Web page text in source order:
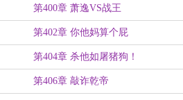
第400章 萧逸VS战王
第402章 你他妈算个屁
第404章 杀他如屠猪狗！
第406章 敲诈乾帝